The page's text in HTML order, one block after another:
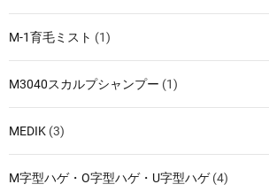
M-1育毛ミスト (1)
M3040スカルプシャンプー (1)
MEDIK (3)
M字型ハゲ・O字型ハゲ・U字型ハゲ(4)